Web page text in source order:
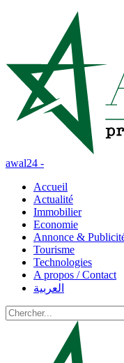
awal24 -
Accueil
Actualité
Immobilier
Economie
Annonce &
Tourisme
Technologies
A propos / Contact
العربية